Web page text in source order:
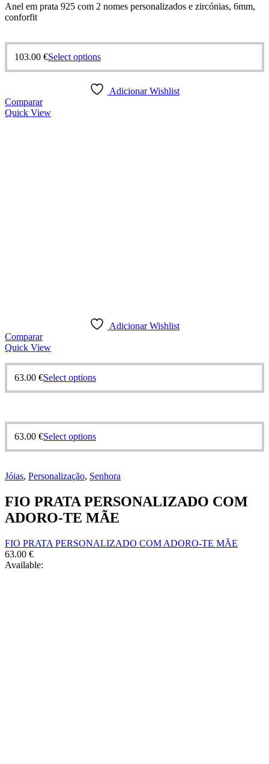
Anel em prata 925 com 2 nomes personalizados e zircónias, 6mm,
conforfit
103.00 €Select optionsThis
multiple
Adicionar Wishlist
Comparar
Quick View
Adicionar Wishlist
Comparar
Quick View
63.00 €Select options
63.00 €Select options
Jóias, Personalização, Senhora
FIO PRATA PERSONALIZADO COM
ADORO-TE MÃE
FIO PRATA PERSONALIZADO COM ADORO-TE MÃE
63.00 €
Available: